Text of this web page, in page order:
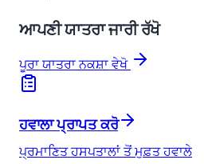
ਆਪਣੀ ਯਾਤਰਾ ਜਾਰੀ ਰੱਖੋ
ਪੂਰਾ ਯਾਤਰਾ ਨਕਸ਼ਾ ਵੇਖੋ
ਹਵਾਲਾ ਪ੍ਰਾਪਤ ਕਰੋ
ਪ੍ਰਮਾਣਿਤ ਹਸਪਤਾਲਾਂ ਤੋਂ ਮੁਫ਼ਤ ਹਵਾਲੇ